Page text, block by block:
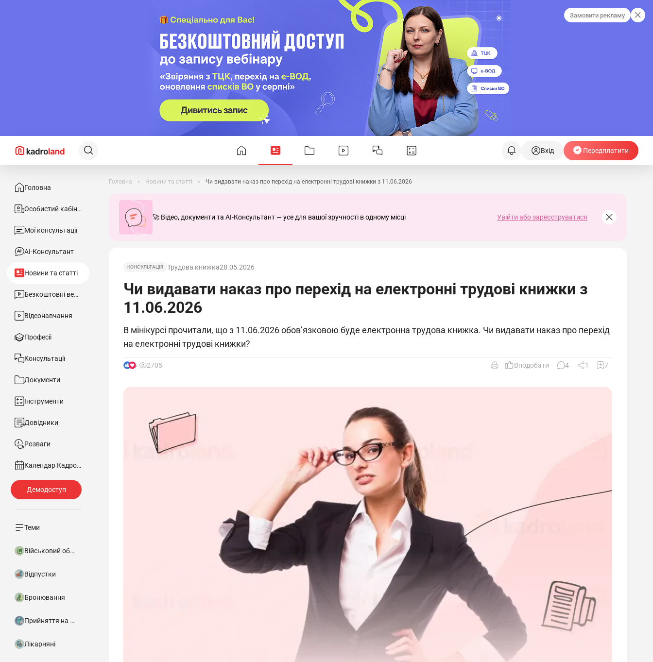
Замовити рекламу
Вхід Передплатити
Головна
Особистий кабінет
Мої консультації
АІ-Консультант
Новини та статті
Безкоштовні вебінари
Відеонавчання
Професії
Консультації
Документи
Інструменти
Довідники
Розваги
Календар Кадровика
Теми
Військовий облік
Відпустки
Бронювання
Прийняття на роботу
Лікарняні
Головна Новини та статті Чи видавати наказ про перехід на електронні трудові книжки з 11.06.2026
🚀 Відео, документи та AI-Консультант — усе для вашої зручності в одному місці Увійти або зареєструватися
КОНСУЛЬТАЦІЯ Трудова книжка28.05.2026
Чи видавати наказ про перехід на електронні трудові книжки з
11.06.2026
В мінікурсі прочитали, що з 11.06.2026 обов’язковою буде електронна трудова книжка. Чи видавати наказ про перехід
на електронні трудові книжки?
6 2705 Вподобати 4 1 7